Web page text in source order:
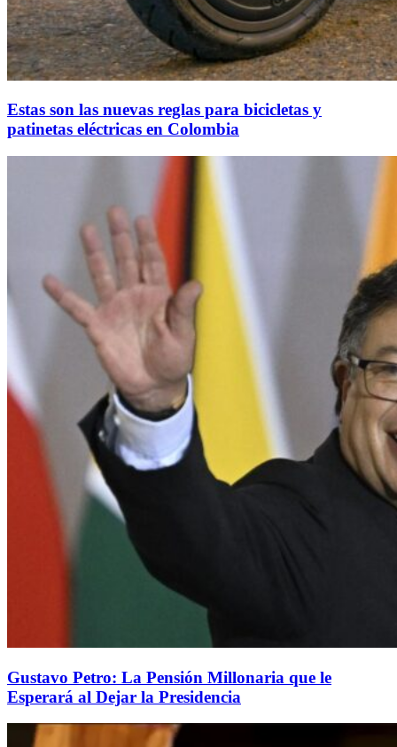
Estas son las nuevas reglas para bicicletas y
patinetas eléctricas en Colombia
Gustavo Petro: La Pensión Millonaria que le
Esperará al Dejar la Presidencia